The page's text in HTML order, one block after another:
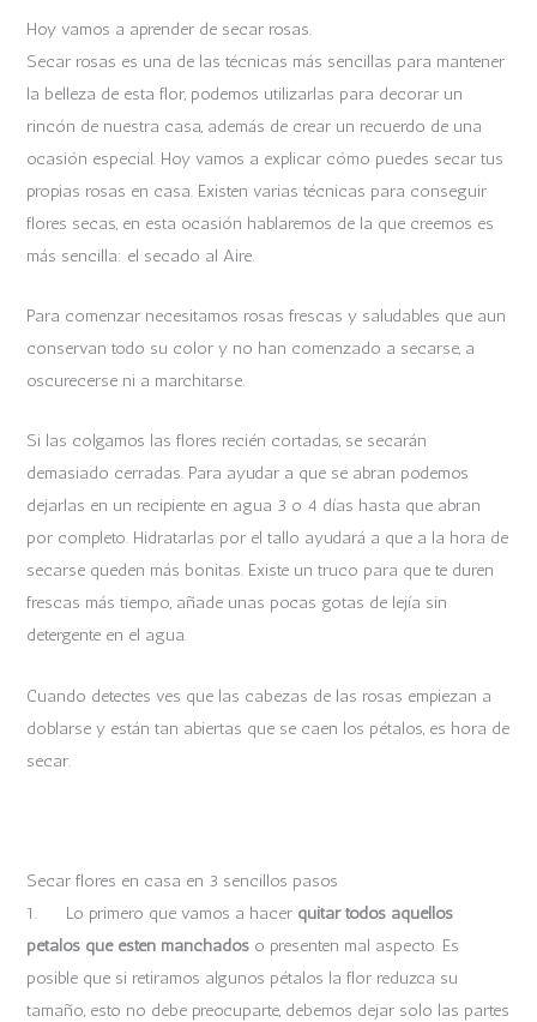
Hoy vamos a aprender de secar rosas.
Secar rosas es una de las técnicas más sencillas para mantener
la belleza de esta flor, podemos utilizarlas para decorar un
rincón de nuestra casa, además de crear un recuerdo de una
ocasión especial. Hoy vamos a explicar cómo puedes secar tus
propias rosas en casa. Existen varias técnicas para conseguir
flores secas, en esta ocasión hablaremos de la que creemos es
más sencilla: el secado al Aire.
Para comenzar necesitamos rosas frescas y saludables que aun
conservan todo su color y no han comenzado a secarse, a
oscurecerse ni a marchitarse.
Si las colgamos las flores recién cortadas, se secarán
demasiado cerradas. Para ayudar a que se abran podemos
dejarlas en un recipiente en agua 3 o 4 días hasta que abran
por completo. Hidratarlas por el tallo ayudará a que a la hora de
secarse queden más bonitas. Existe un truco para que te duren
frescas más tiempo, añade unas pocas gotas de lejía sin
detergente en el agua.
Cuando detectes ves que las cabezas de las rosas empiezan a
doblarse y están tan abiertas que se caen los pétalos, es hora de
secar.
Secar flores en casa en 3 sencillos pasos
1. Lo primero que vamos a hacer quitar todos aquellos
pétalos que estén manchados o presenten mal aspecto. Es
posible que si retiramos algunos pétalos la flor reduzca su
tamaño, esto no debe preocuparte, debemos dejar solo las partes